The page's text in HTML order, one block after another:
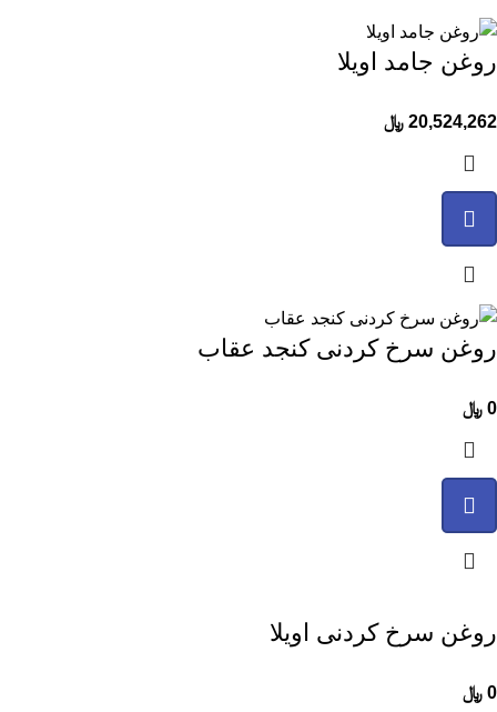
روغن جامد اویلا
20,524,262 ﷼
روغن سرخ کردنی کنجد عقاب
0 ﷼
روغن سرخ کردنی اویلا
0 ﷼